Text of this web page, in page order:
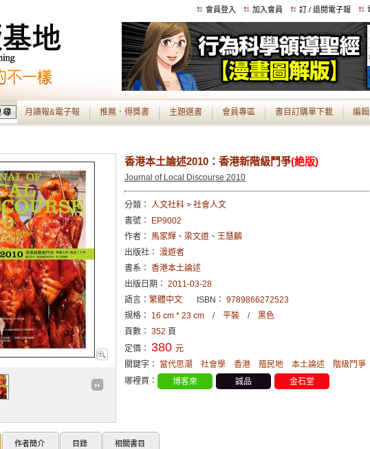
會員登入 加入會員 訂 / 退閱電子報
月讀報&電子報 推薦．得獎書 主題選書 會員專區 書目訂購單下載 編
香港本土論述2010：香港新階級鬥爭(絶版)
Journal of Local Discourse 2010
分類： 人文社科 > 社會人文
書號：
EP9002
作者： 馬家輝、梁文道、王慧麟
出版社： 漫遊者
書系： 香港本土論述
出版日期： 2011-03-28
語言： 繁體中文 ISBN： 9789866272523
規格： 16 cm * 23 cm / 平裝 / 黑色
頁數： 352 頁
定價： 380 元
關鍵字： 當代思潮 社會學 香港 殖民地 本土論述
階級鬥爭
哪裡買：
博客來 誠品 金石堂
作者簡介 目錄 相關書目